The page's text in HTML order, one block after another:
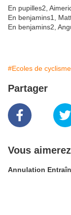
En pupilles2,
En benjamins1,
En benjamins2,
#Ecoles de cyclisme
Partager
Vous
Annulation